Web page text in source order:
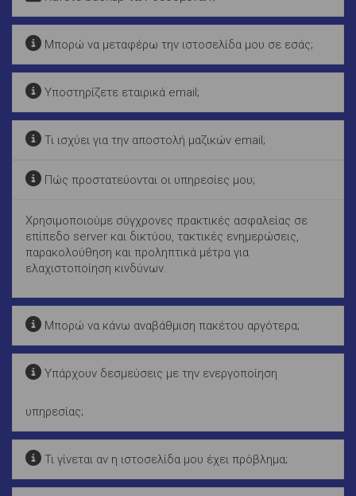
Μπορώ να μεταφέρω την ιστοσελίδα μου σε εσάς;
Υποστηρίζετε εταιρικά email;
Τι ισχύει για την αποστολή μαζικών email;
Πώς προστατεύονται οι υπηρεσίες μου;
Χρησιμοποιούμε σύγχρονες πρακτικές ασφαλείας σε
επίπεδο server και δικτύου, τακτικές ενημερώσεις,
παρακολούθηση και προληπτικά μέτρα για
ελαχιστοποίηση κινδύνων.
Μπορώ να κάνω αναβάθμιση πακέτου αργότερα;
Υπάρχουν δεσμεύσεις με την ενεργοποίηση
υπηρεσίας;
Τι γίνεται αν η ιστοσελίδα μου έχει πρόβλημα;